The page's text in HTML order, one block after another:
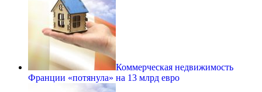
Коммерческая недвижимость
Франции «потянула» на 13 млрд евро